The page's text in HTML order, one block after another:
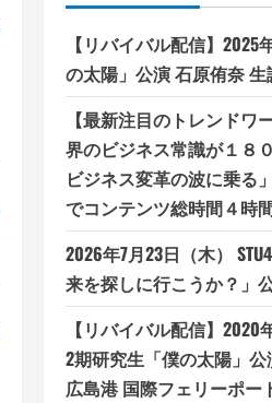
【リバイバル配信】2025
の太陽」公演 石原侑奈 生
【最新注目のトレンドワ
界のビジネス常識が１８
ビジネス変革の波に乗る
でコンテンツ総時間４時
2026年7月23日（木）
来を探しに行こうか？」
【リバイバル配信】2020
2期研究生「僕の太陽」
広島港 国際フェリーポー